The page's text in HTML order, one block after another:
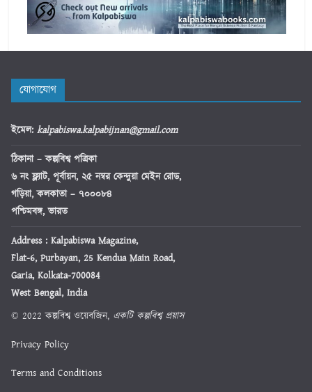
যোগাযোগ
ইমেল: kalpabiswa.kalpabijnan@gmail.com
ঠিকানা– কল্পবিশ্ব পত্রিকা
৬ নং ফ্ল্যাট, পূর্বায়ন, ২৫ নম্বর কেন্দুয়া মেইন রোড,
গড়িয়া, কলকাতা – ৭০০০৮৪
পশ্চিমবঙ্গ, ভারত
Address : Kalpabiswa Magazine,
Flat-6, Purbayan, 25 Kendua Main Road,
Garia, Kolkata-700084
West Bengal, India
© 2022 কল্পবিশ্ব ওয়েবজিন, একটি কল্পবিশ্ব প্রয়াস
Privacy Policy
Terms and Conditions